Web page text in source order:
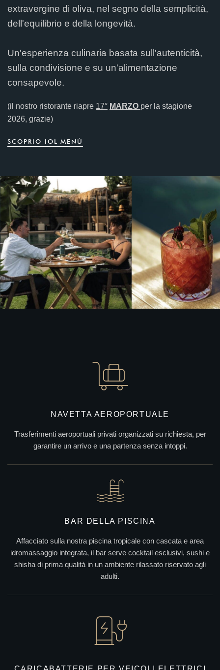
extravergine di oliva, nel segno della semplicità,
dell'equilibrio e della longevità.
Un'esperienza culinaria basata sull'autenticità,
sulla condivisione e su un'alimentazione
consapevole.
(il nostro ristorante riapre 17° MARZO per la stagione
2026, grazie)
SCOPRIO IOL MENÙ
NAVETTA AEROPORTUALE
Trasferimenti aeroportuali privati organizzati su richiesta, per
garantire un arrivo e una partenza senza intoppi.
BAR DELLA PISCINA
Affacciato sulla nostra piscina tropicale con cascata e area
idromassaggio integrata, il bar serve cocktail esclusivi, sushi e
shisha di prima qualità in un ambiente rilassato riservato agli
adulti.